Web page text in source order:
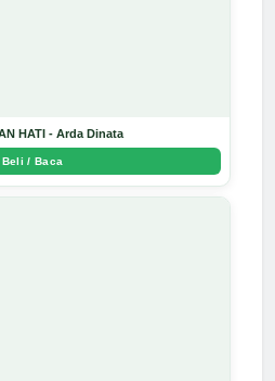
HATI - Arda Dinata
Beli / Baca